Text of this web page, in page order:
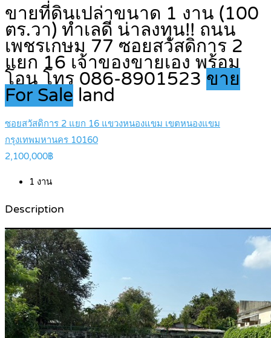
ขายที่ดินเปล่าขนาด 1 งาน (100
ตร.วา) ทำเลดี น่าลงทุน!! ถนน
เพชรเกษม 77 ซอยสวัสดิการ 2
แยก 16 เจ้าของขายเอง พร้อม
โอน โทร 086-8901523 ขาย
For Sale land
ซอยสวัสดิการ 2 แยก 16 แขวงหนองแขม เขตหนองแขม
กรุงเทพมหานคร 10160
2,100,000฿
1 งาน
Description